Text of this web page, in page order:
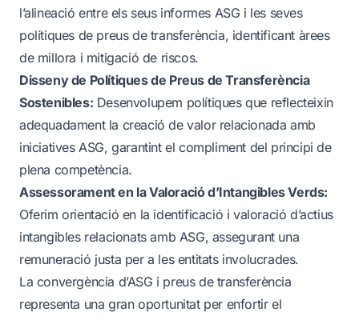
l’alineació entre els seus informes ASG i les seves
polítiques de preus de transferència, identificant àrees
de millora i mitigació de riscos.
Disseny de Polítiques de Preus de Transferència
Sostenibles: Desenvolupem polítiques que reflecteixin
adequadament la creació de valor relacionada amb
iniciatives ASG, garantint el compliment del principi de
plena competència.
Assessorament en la Valoració d’Intangibles Verds:
Oferim orientació en la identificació i valoració d’actius
intangibles relacionats amb ASG, assegurant una
remuneració justa per a les entitats involucrades.
La convergència d’ASG i preus de transferència
representa una gran oportunitat per enfortir el